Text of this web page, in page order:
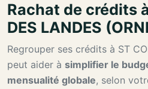
Rachat de crédits
DES LANDES
Regrouper ses crédits à ST
peut aider à simplifier le
mensualité globale, selon